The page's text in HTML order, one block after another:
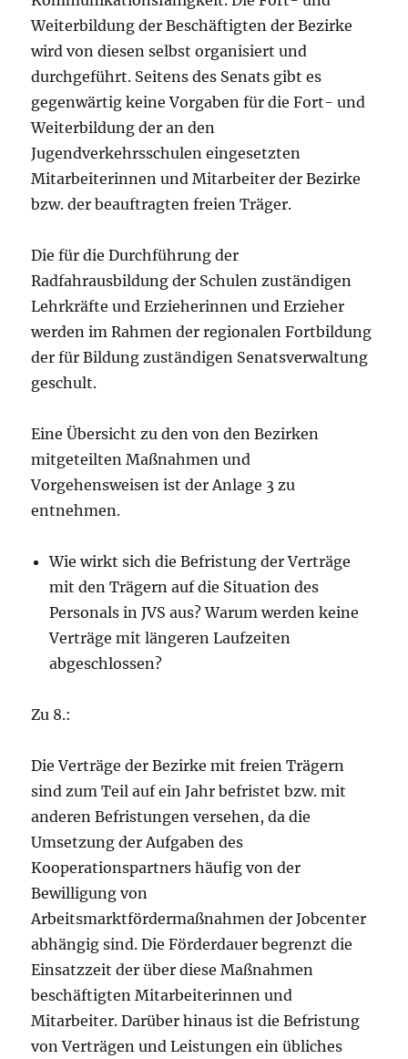
Weiterbildung der Beschäftigten der Bezirke
wird von diesen selbst organisiert und
durchgeführt. Seitens des Senats gibt es
gegenwärtig keine Vorgaben für die Fort- und
Weiterbildung der an den
Jugendverkehrsschulen eingesetzten
Mitarbeiterinnen und Mitarbeiter der Bezirke
bzw. der beauftragten freien Träger.
Die für die Durchführung der
Radfahrausbildung der Schulen zuständigen
Lehrkräfte und Erzieherinnen und Erzieher
werden im Rahmen der regionalen Fortbildung
der für Bildung zuständigen Senatsverwaltung
geschult.
Eine Übersicht zu den von den Bezirken
mitgeteilten Maßnahmen und
Vorgehensweisen ist der Anlage 3 zu
entnehmen.
Wie wirkt sich die Befristung der Verträge
mit den Trägern auf die Situation des
Personals in JVS aus? Warum werden keine
Verträge mit längeren Laufzeiten
abgeschlossen?
Zu 8.:
Die Verträge der Bezirke mit freien Trägern
sind zum Teil auf ein Jahr befristet bzw. mit
anderen Befristungen versehen, da die
Umsetzung der Aufgaben des
Kooperationspartners häufig von der
Bewilligung von
Arbeitsmarktfördermaßnahmen der Jobcenter
abhängig sind. Die Förderdauer begrenzt die
Einsatzzeit der über diese Maßnahmen
beschäftigten Mitarbeiterinnen und
Mitarbeiter. Darüber hinaus ist die Befristung
von Verträgen und Leistungen ein übliches